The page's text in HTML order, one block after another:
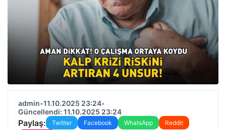
admin•11.10.2025 23:24•
Güncellendi: 11.10.2025 23:24
Paylaş: Twitter Facebook WhatsApp
Reddit